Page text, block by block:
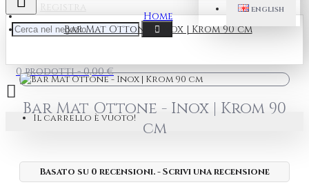
Registra ENGLISH
0 prodotti - 0,00 €
Il carrello è vuoto!
Home
Bar Mat Ottone - Inox | Krom 90 cm
Bar Mat Ottone - Inox | Krom 90
cm
Basato su 0 recensioni.-Scrivi una recensione